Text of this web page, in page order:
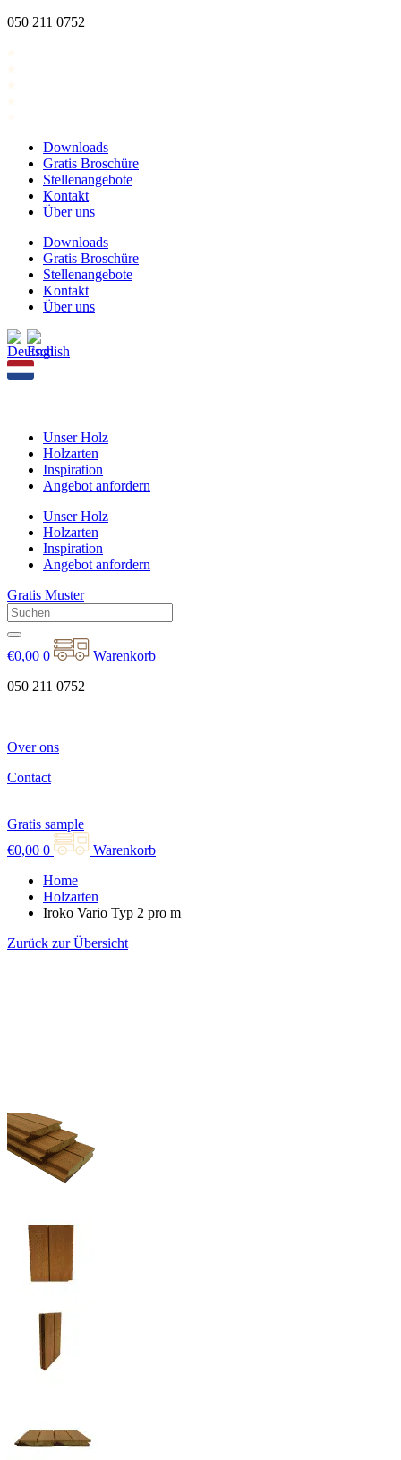
Zum
050 211 0752
Downloads
Gratis Broschüre
Stellenangebote
Kontakt
Über uns
Downloads
Gratis Broschüre
Stellenangebote
Kontakt
Über uns
Unser Holz
Holzarten
Inspiration
Angebot anfordern
Unser Holz
Holzarten
Inspiration
Angebot anfordern
Gratis Muster
€0,00 0
Warenkorb
050 211 0752
Over ons
Contact
Gratis sample
€0,00 0
Warenkorb
Home
Holzarten
Iroko Vario Typ 2 pro m
Zurück zur Übersicht